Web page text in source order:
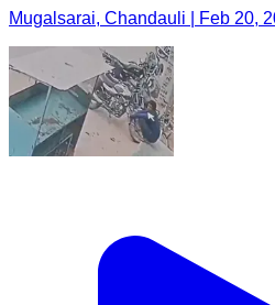
Mugalsarai, Chandauli | Feb 20,